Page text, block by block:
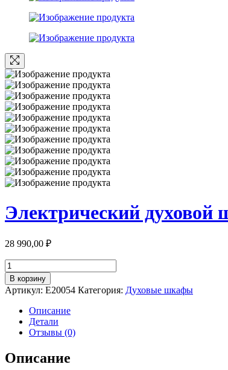
Электрический
28 990,00 ₽
Количество
товара
Электрический
духовой
шкаф
59,1
EXO-
107
В корзину
Артикул: E20054 Категория: Духовые шкафы
Описание
Детали
Отзывы (0)
Описание